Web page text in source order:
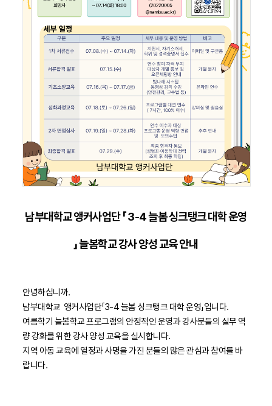
남부대학교 앵커사업단 「 3-4 늘봄 싱크탱크 대학 운영
」 늘봄학교 강사 양성 교육 안내
안녕하십니까.
남부대학교 앵커사업단「3-4 늘봄 싱크탱크 대학 운영」입니다.
여름학기 늘봄학교 프로그램의 안정적인 운영과 강사분들의 실무 역
량 강화를 위한 강사 양성 교육을 실시합니다.
지역 아동 교육에 열정과 사명을 가진 분들의 많은 관심과 참여를 바
랍니다.